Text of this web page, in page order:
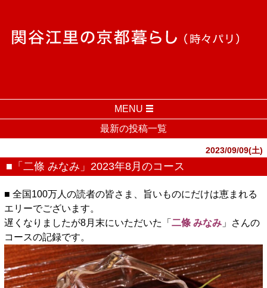
MENU
最新の投稿一覧
2023/09/09(土)
■「二條 みなみ」2023年8月のコース
■ 全国100万人の読者の皆さま、旨いものにだけは恵まれる
エリーでございます。
遅くなりましたが8月末にいただいた「 二條 みなみ」さんの
コースの記録です。